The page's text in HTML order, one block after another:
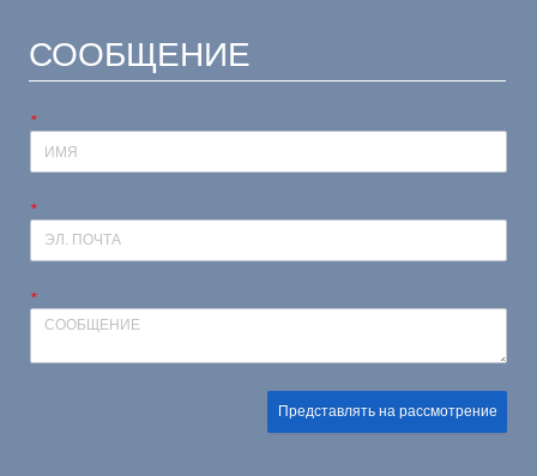
СООБЩЕНИЕ
*
*
*
Представлять на рассмотрение